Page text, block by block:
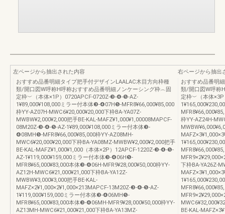
左ページから抽出された内容
おすすめ品番明細タイプ把手付デザインLAALAC木目方向枠種
類/開口図W呼称H呼称おすすめ品番明細ノンケーシング枠︵固
定枠︶（本体×1P）0720APCF-0720Z-❸-❹-❺-AZ-
1¥89,000¥108,000ミラー付本体❸-❹07H❺-MFR8¥66,000¥85,000
枠YY-AZ07H-MWC6¥20,000¥20,000下枠BA-YA07Z-
MWBW¥2,000¥2,000把手BE-KAL-MAFZ¥1,000¥1,00008MAPCF-
08M20Z-❸-❹-❺-AZ-1¥89,000¥108,000ミラー付本体❸-
❹08MH❺-MFR8¥66,000¥85,000枠YY-AZ08MH-
MWC6¥20,000¥20,000下枠BA-YA08MZ-MWBW¥2,000¥2,000把手
BE-KAL-MAFZ¥1,000¥1,000（本体×2P）12APCF-1220Z-❸-❹-❺-
AZ-1¥119,000¥159,000ミラー付本体❸-❹06H❺-
MFR8¥65,000¥83,000本体❸-❹06H-MFR9¥28,000¥50,000枠YY-
AZ12H-MWC6¥21,000¥21,000下枠BA-YA12Z-
MWBW¥3,000¥3,000把手BE-KAL-
MAFZ×2¥1,000×2¥1,000×213MAPCF-13M20Z-❸-❹-❺-AZ-
1¥119,000¥159,000ミラー付本体❸-❹06MH❺-
MFR8¥65,000¥83,000本体❸-❹06MH-MFR9¥28,000¥50,000枠YY-
AZ13MH-MWC6¥21,000¥21,000下枠BA-YA13MZ-
右ページから抽出
おすすめ品番明
類/開口図W呼称
定枠︶（本体
枠YY-AZ24H-
下枠BA-YA26Z-
BE-KAL-